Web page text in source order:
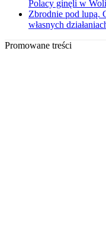
Polacy ginęli w
Zbrodnie pod lupą.
własnych
Promowane treści